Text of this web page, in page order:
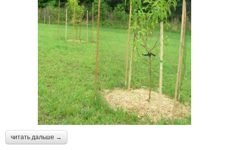
читать дальше →